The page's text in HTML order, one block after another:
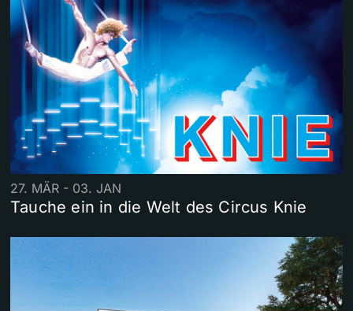
27. MÄR - 03. JAN
Tauche ein in die Welt des Circus Knie